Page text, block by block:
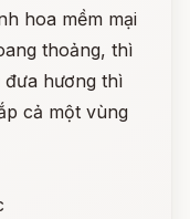
hoa mềm mại
thoảng, thì
hương thì
cả một vùng